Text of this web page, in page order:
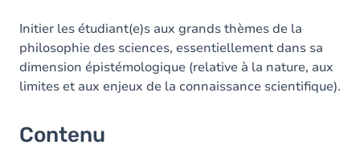
Initier les étudiant(e)s aux grands thèmes de la
philosophie des sciences, essentiellement dans sa
dimension épistémologique (relative à la nature, aux
limites et aux enjeux de la connaissance scientifique).
Contenu